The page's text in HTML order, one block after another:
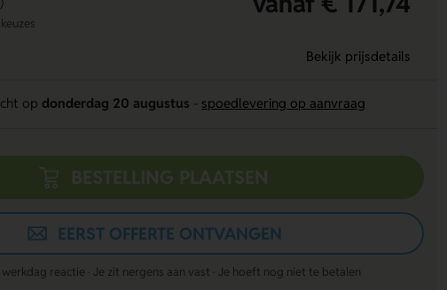
Bekijk prijsdetails
op donderdag 20 augustus spoedlevering op aanvraag
BESTELLING PLAATSEN
EERST OFFERTE ONTVANGEN
werkdag reactie · Je zit nergens aan vast · Je hoeft nog niet te betalen